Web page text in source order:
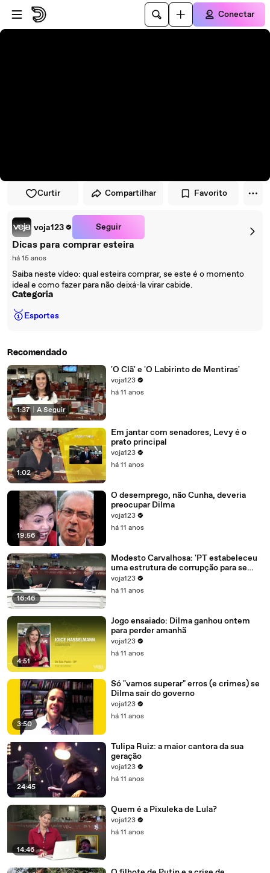
Pular para o player
Ir para o conteúdo principal
Conectar
Curtir Compartilhar Favorito
voja123 Seguir
Dicas para comprar esteira
há 15 anos
Saiba neste vídeo: qual esteira comprar, se este é o momento
ideal e como fazer para não deixá-la virar cabide.
Categoria
🥇Esportes
Recomendado
1:37 A Seguir
'O Clã' e 'O Labirinto de Mentiras'
voja123
há 11 anos
1:02
Em jantar com senadores, Levy é o
prato principal
voja123
há 11 anos
19:56
O desemprego, não Cunha, deveria
preocupar Dilma
voja123
há 11 anos
16:46
Modesto Carvalhosa: 'PT estabeleceu
uma estrutura de corrupção para se
manter no poder'
voja123
há 11 anos
4:51
Jogo ensaiado: Dilma ganhou ontem
para perder amanhã
voja123
há 11 anos
3:50
Só "vamos superar" erros (e crimes) se
Dilma sair do governo
voja123
há 11 anos
24:45
Tulipa Ruiz: a maior cantora da sua
geração
voja123
há 11 anos
14:46
Quem é a Pixuleka de Lula?
voja123
há 11 anos